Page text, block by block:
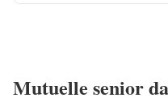
Mutuelle senior